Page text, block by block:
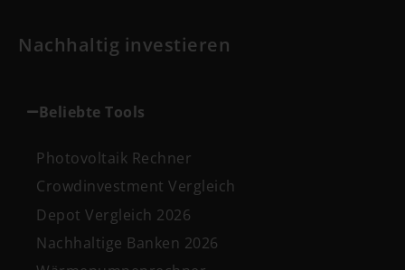
Nachhaltig investieren
Beliebte Tools
Photovoltaik Rechner
Crowdinvestment Vergleich
Depot Vergleich 2026
Nachhaltige Banken 2026